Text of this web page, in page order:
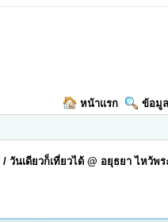
หน้าแรก ข้อมู
/วันเดียวก็เที่ยวได้ @ อยุธยา ไหว้พร